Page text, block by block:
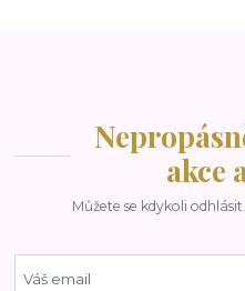
akce
Můžete se kdykoli